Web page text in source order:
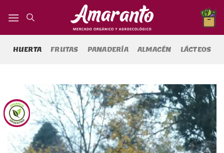
HUERTA FRUTAS PANADERÍA ALMACÉN LÁCTEOS